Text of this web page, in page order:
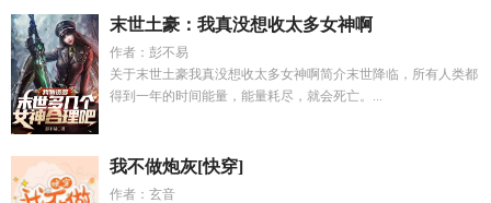
末世土豪：我真没想收太多女神啊
作者：彭不易
关于末世土豪我真没想收太多女神啊简介末世降临，所有人类都
得到一年的时间能量，能量耗尽，就会死亡。...
我不做炮灰[快穿]
作者：玄音